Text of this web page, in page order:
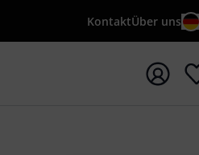
KontaktÜber uns
{searchTerm} starten